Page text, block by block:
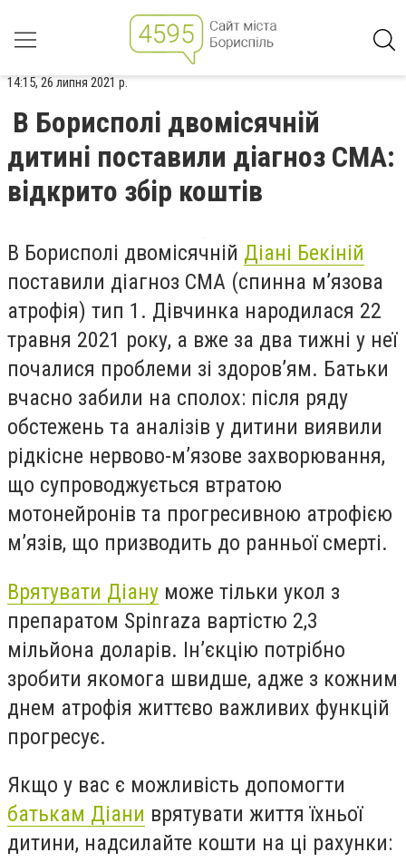
14:15, 26 липня 2021 р.
В Борисполі двомісячній
дитині поставили діагноз СМА:
відкрито збір коштів
В Борисполі двомісячній Діані Бекіній
поставили діагноз СМА (спинна м’язова
атрофія) тип 1. Дівчинка народилася 22
травня 2021 року, а вже за два тижні у неї
почалися проблеми зі здоров’ям. Батьки
вчасно забили на сполох: після ряду
обстежень та аналізів у дитини виявили
рідкісне нервово-м’язове захворювання,
що супроводжується втратою
мотонейронів та прогресивною атрофією
м’язів, що призводить до ранньої смерті.
Врятувати Діану може тільки укол з
препаратом Spinraza вартістю 2,3
мільйона доларів. Ін’єкцію потрібно
зробити якомога швидше, адже з кожним
днем атрофія життєво важливих функцій
прогресує.
Якщо у вас є можливість допомогти
батькам Діани врятувати життя їхньої
дитини, надсилайте кошти на ці рахунки: